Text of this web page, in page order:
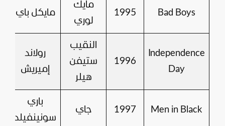
Bad Boys
1995
مايك
لوري
مايكل باي
Independence
Day
1996
النقيب
ستيفن
هيلر
رولاند
إميريش
Men in Black
1997 جاي
باري
سونينفيلد